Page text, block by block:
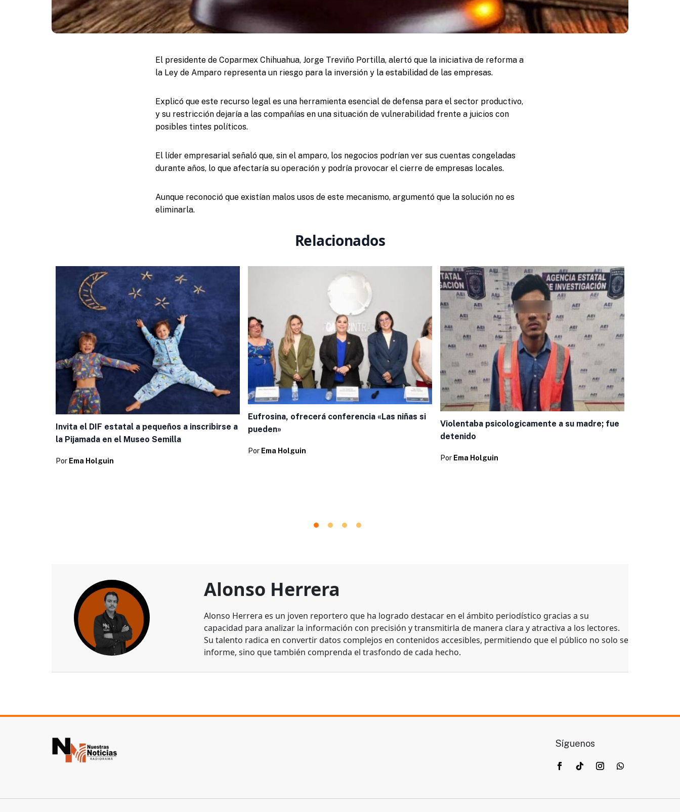
El presidente de Coparmex Chihuahua, Jorge Treviño Portilla, alertó que la iniciativa de reforma a
la Ley de Amparo representa un riesgo para la inversión y la estabilidad de las empresas.
Explicó que este recurso legal es una herramienta esencial de defensa para el sector productivo,
y su restricción dejaría a las compañías en una situación de vulnerabilidad frente a juicios con
posibles tintes políticos.
El líder empresarial señaló que, sin el amparo, los negocios podrían ver sus cuentas congeladas
durante años, lo que afectaría su operación y podría provocar el cierre de empresas locales.
Aunque reconoció que existían malos usos de este mecanismo, argumentó que la solución no es
eliminarla.
Relacionados
Invita el DIF estatal a pequeños a inscribirse a
la Pijamada en el Museo Semilla
Por Ema Holguin
Eufrosina, ofrecerá conferencia «Las niñas si
pueden»
Por Ema Holguin
Violentaba psicologicamente a su madre; fue
detenido
Por Ema Holguin
Alonso Herrera
Alonso Herrera es un joven reportero que ha logrado destacar en el ámbito periodístico gracias a su
capacidad para analizar la información con precisión y transmitirla de manera clara y atractiva a los lectores.
Su talento radica en convertir datos complejos en contenidos accesibles, permitiendo que el público no solo se
informe, sino que también comprenda el trasfondo de cada hecho.
Síguenos